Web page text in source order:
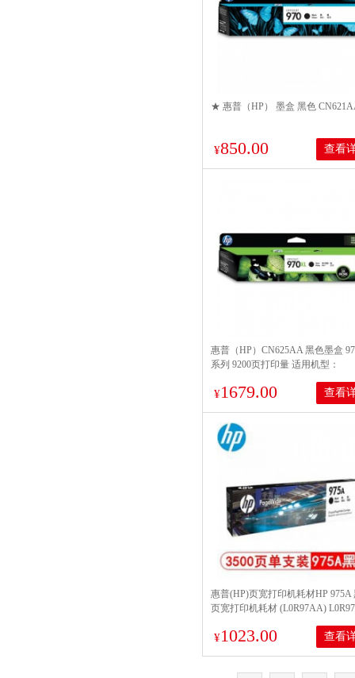
★ 惠普（HP） 墨盒 黑色
¥850.00 查看
惠普（HP）CN625AA 黑色墨盒
系列 9200页打印量 适用机型：
单支装
¥1679.00 查看
惠普(HP)页宽打印机耗材HP 975A
页宽打印机耗材 (L0R97AA)
¥1023.00 查看